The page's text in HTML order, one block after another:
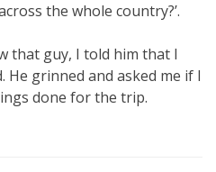
the whole country?’.
that guy, I told him that I
grinned and asked me if I
done for the trip.